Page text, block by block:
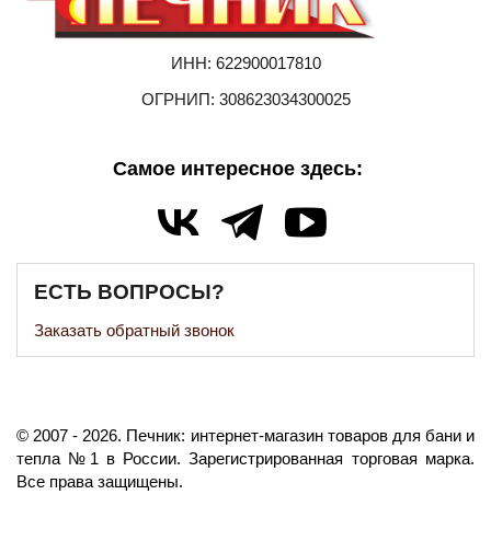
ИНН: 622900017810
ОГРНИП: 308623034300025
Самое интересное здесь:
ЕСТЬ ВОПРОСЫ?
Заказать обратный звонок
©️ 2007 - 2026. Печник: интернет-магазин товаров для бани и
тепла №1 в России. Зарегистрированная торговая марка.
Все права защищены.